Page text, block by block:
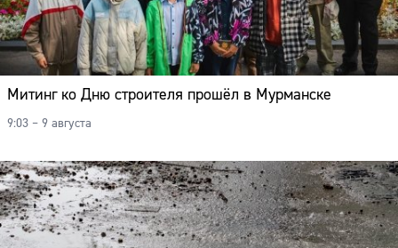
Митинг ко Дню строителя прошёл в Мурманске
9:03 – 9 августа